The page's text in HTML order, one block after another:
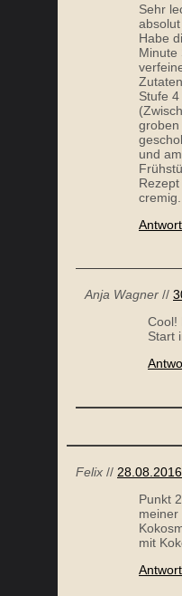
Sehr
Habe
Minute
Stufe
groben
und
Anja Wagner //
Cool!
Start
Felix // 28.08.2016
Punkt
meiner
mit